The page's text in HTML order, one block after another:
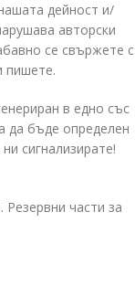
дейност и/
авторски
се свържете с
пишете.
в едно със
да бъде определен
сигнализирате!
части за